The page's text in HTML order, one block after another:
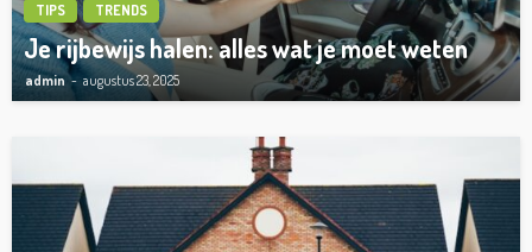
TIPS TRENDS
Je rijbewijs halen: alles wat je moet weten
admin augustus 23, 2025